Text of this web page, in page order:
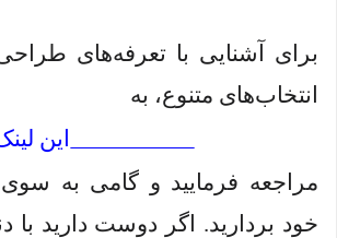
برای آشنایی با تعرفه‌های
انتخاب‌های متنوع، به
این
مراجعه فرمایید و گامی به
خود بردارید. اگر دوست دارید با